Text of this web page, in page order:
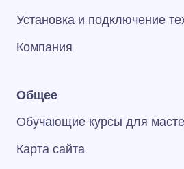
Установка и подключение
Компания
Общее
Обучающие курсы для
Карта сайта